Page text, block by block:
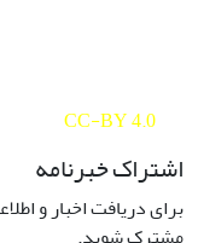
CC-BY 4.0
اشتراک خبرنامه
برای دریافت اخبار و